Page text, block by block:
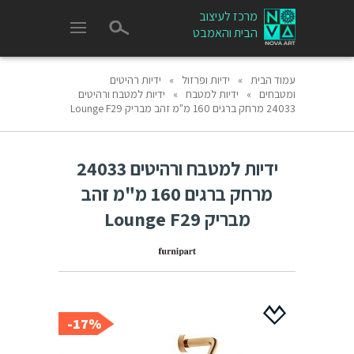
מרכז לעיצוב
הבית והאמבט
עמוד הבית » ידיות ופרזול »
ידיות רהיטים
ומטבחים
» ידיות למטבח »
ידיות למטבח ורהיטים
24033 מרחק ברגים 160 מ"מ זהב מבריק Lounge F29
ידיות למטבח ורהיטים 24033
מרחק ברגים 160 מ"מ זהב
מבריק Lounge F29
17%-